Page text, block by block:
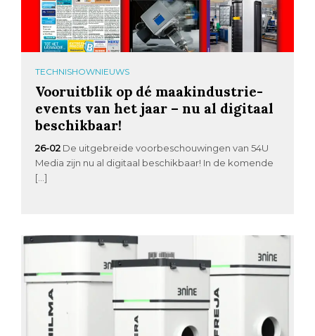
TECHNISHOWNIEUWS
Vooruitblik op dé maakindustrie-
events van het jaar – nu al digitaal
beschikbaar!
26-02 De uitgebreide voorbeschouwingen van 54U
Media zijn nu al digitaal beschikbaar! In de komende
[…]